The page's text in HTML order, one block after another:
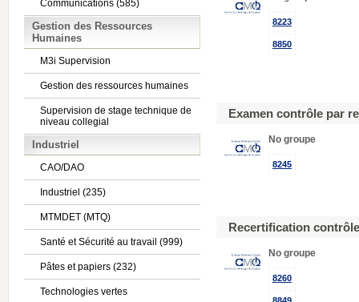
Communications (585)
Gestion des Ressources
Humaines
M3i Supervision
Gestion des ressources humaines
Supervision de stage technique de
niveau collegial
Industriel
CAO/DAO
Industriel (235)
MTMDET (MTQ)
Santé et Sécurité au travail (999)
Pâtes et papiers (232)
Technologies vertes
8223
8850
Examen contrôle par
No groupe
8245
Recertification
No groupe
8260